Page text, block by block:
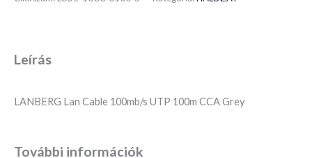
Leírás
LANBERG Lan Cable 100mb/s UTP 100m CCA Grey
További információk